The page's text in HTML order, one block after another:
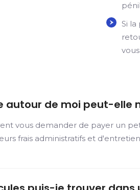
Si
autour de moi peut-elle
vous demander de payer un
frais administratifs et